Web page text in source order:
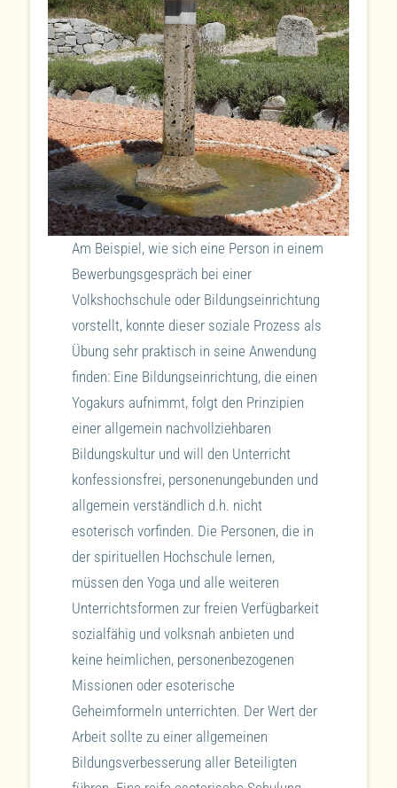
Am Beispiel, wie sich eine Person in einem
Bewerbungsgespräch bei einer
Volkshochschule oder Bildungseinrichtung
vorstellt, konnte dieser soziale Prozess als
Übung sehr praktisch in seine Anwendung
finden: Eine Bildungseinrichtung, die einen
Yogakurs aufnimmt, folgt den Prinzipien
einer allgemein nachvollziehbaren
Bildungskultur und will den Unterricht
konfessionsfrei, personenungebunden und
allgemein verständlich d.h. nicht
esoterisch vorfinden. Die Personen, die in
der spirituellen Hochschule lernen,
müssen den Yoga und alle weiteren
Unterrichtsformen zur freien Verfügbarkeit
sozialfähig und volksnah anbieten und
keine heimlichen, personenbezogenen
Missionen oder esoterische
Geheimformeln unterrichten. Der Wert der
Arbeit sollte zu einer allgemeinen
Bildungsverbesserung aller Beteiligten